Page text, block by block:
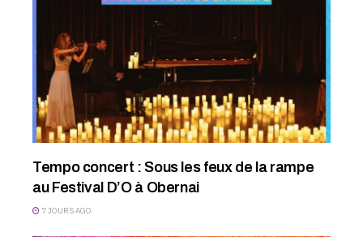
Tempo concert : Sous les feux de la rampe
au Festival D’O à Obernai
7 JOURS AGO